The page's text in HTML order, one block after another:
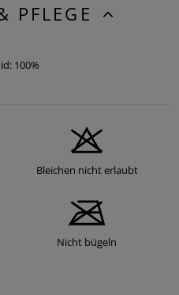
PFLEGE
100%
Bleichen nicht erlaubt
Nicht bügeln